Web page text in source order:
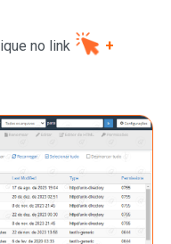
no link
+